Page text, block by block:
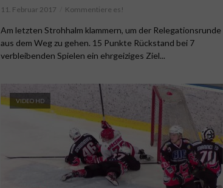
11. Februar 2017 Kommentiere es!
Am letzten Strohhalm klammern, um der Relegationsrunde
aus dem Weg zu gehen. 15 Punkte Rückstand bei 7
verbleibenden Spielen ein ehrgeiziges Ziel...
VIDEO HD